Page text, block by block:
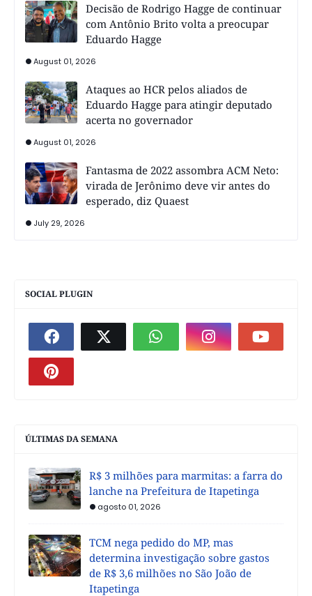
Decisão de Rodrigo Hagge de continuar
com Antônio Brito volta a preocupar
Eduardo Hagge
August 01, 2026
Ataques ao HCR pelos aliados de
Eduardo Hagge para atingir deputado
acerta no governador
August 01, 2026
Fantasma de 2022 assombra ACM Neto:
virada de Jerônimo deve vir antes do
esperado, diz Quaest
July 29, 2026
SOCIAL PLUGIN
ÚLTIMAS DA SEMANA
R$ 3 milhões para marmitas: a farra do
lanche na Prefeitura de Itapetinga
agosto 01, 2026
TCM nega pedido do MP, mas
determina investigação sobre gastos
de R$ 3,6 milhões no São João de
Itapetinga